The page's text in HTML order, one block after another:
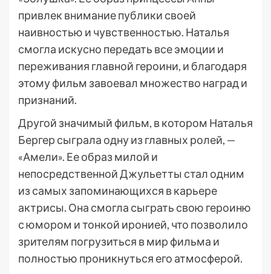
привлек внимание публики своей
наивностью и чувственностью. Наталья
смогла искусно передать все эмоции и
переживания главной героини, и благодаря
этому фильм завоевал множество наград и
признаний.
Другой значимый фильм, в котором Наталья
Бергер сыграла одну из главных ролей, —
«Амели». Ее образ милой и
непосредственной Джульетты стал одним
из самых запоминающихся в карьере
актрисы. Она смогла сыграть свою героиню
с юмором и тонкой иронией, что позволило
зрителям погрузиться в мир фильма и
полностью проникнуться его атмосферой.